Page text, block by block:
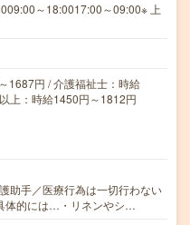
～18:0017:00～09:00※ 上
1687円 / 介護福祉士：時給
上：時給1450円～1812円
助手／医療行為は一切行わない
体的には…・リネンやシ…